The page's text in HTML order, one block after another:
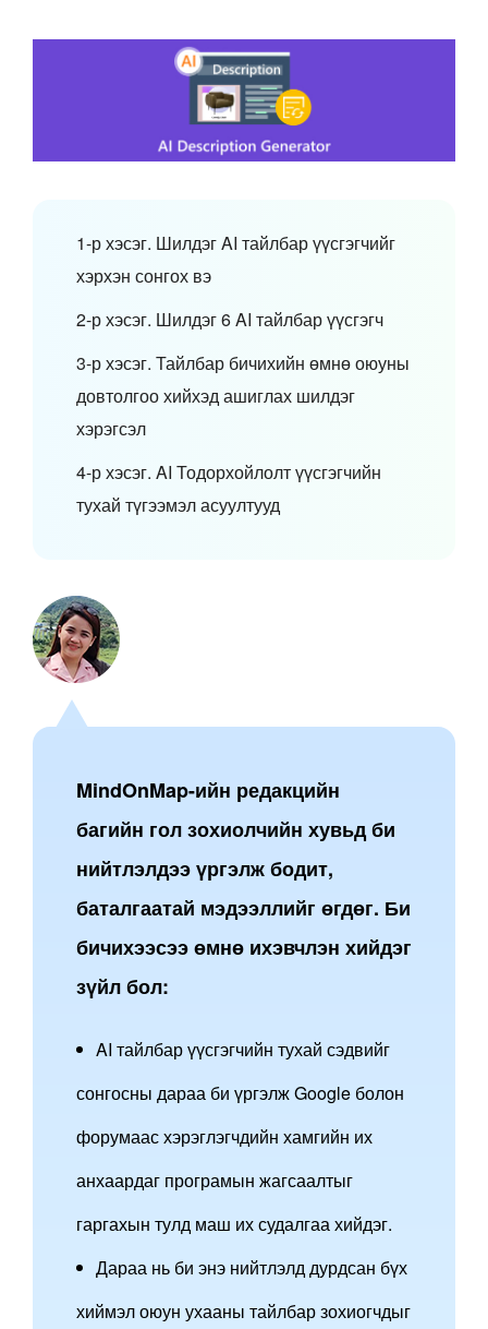
1-р хэсэг. Шилдэг AI тайлбар үүсгэгчийг
хэрхэн сонгох вэ
2-р хэсэг. Шилдэг 6 AI тайлбар үүсгэгч
3-р хэсэг. Тайлбар бичихийн өмнө оюуны
довтолгоо хийхэд ашиглах шилдэг
хэрэгсэл
4-р хэсэг. AI Тодорхойлолт үүсгэгчийн
тухай түгээмэл асуултууд
MindOnMap-ийн редакцийн
багийн гол зохиолчийн хувьд би
нийтлэлдээ үргэлж бодит,
баталгаатай мэдээллийг өгдөг. Би
бичихээсээ өмнө ихэвчлэн хийдэг
зүйл бол:
AI тайлбар үүсгэгчийн тухай сэдвийг
сонгосны дараа би үргэлж Google болон
форумаас хэрэглэгчдийн хамгийн их
анхаардаг програмын жагсаалтыг
гаргахын тулд маш их судалгаа хийдэг.
Дараа нь би энэ нийтлэлд дурдсан бүх
хиймэл оюун ухааны тайлбар зохиогчдыг